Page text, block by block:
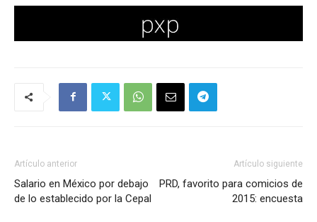
Artículo anterior
Salario en México por debajo
de lo establecido por la Cepal
Artículo siguiente
PRD, favorito para comicios de
2015: encuesta